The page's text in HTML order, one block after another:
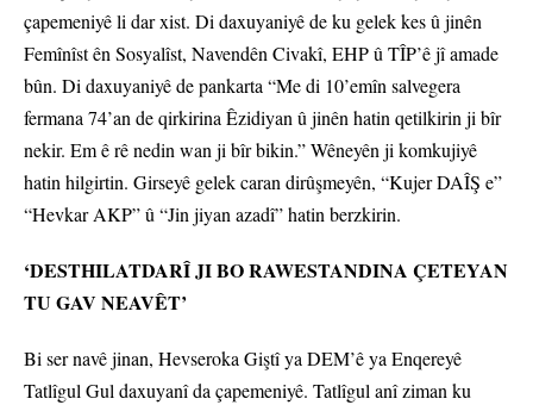
çapemeniyê li dar xist. Di daxuyaniyê de ku gelek kes û jinên
Femînîst ên Sosyalîst, Navendên Civakî, EHP û TÎP’ê jî amade
bûn. Di daxuyaniyê de pankarta “Me di 10’emîn salvegera
fermana 74’an de qirkirina Êzidiyan û jinên hatin qetilkirin ji bîr
nekir. Em ê rê nedin wan ji bîr bikin.” Wêneyên ji komkujiyê
hatin hilgirtin. Girseyê gelek caran dirûşmeyên, “Kujer DAÎŞ e”
“Hevkar AKP” û “Jin jiyan azadî” hatin berzkirin.
‘DESTHILATDARÎ JI BO RAWESTANDINA ÇETEYAN
TU GAV NEAVÊT’
Bi ser navê jinan, Hevseroka Giştî ya DEM’ê ya Enqereyê
Tatlîgul Gul daxuyanî da çapemeniyê. Tatlîgul anî ziman ku